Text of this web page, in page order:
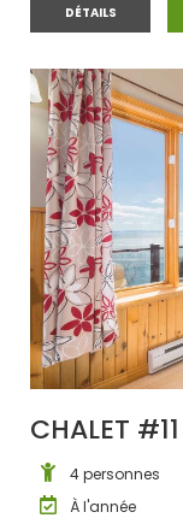
DÉTAILSCHALET #9
CHALET #11
4 personnes
À l'année